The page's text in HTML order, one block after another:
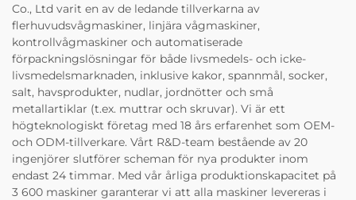
Co., Ltd varit en av de ledande tillverkarna av
flerhuvudsvågmaskiner, linjära vågmaskiner,
kontrollvågmaskiner och automatiserade
förpackningslösningar för både livsmedels- och icke-
livsmedelsmarknaden, inklusive kakor, spannmål, socker,
salt, havsprodukter, nudlar, jordnötter och små
metallartiklar (t.ex. muttrar och skruvar). Vi är ett
högteknologiskt företag med 18 års erfarenhet som OEM-
och ODM-tillverkare. Vårt R&D-team bestående av 20
ingenjörer slutförer scheman för nya produkter inom
endast 24 timmar. Med vår årliga produktionskapacitet på
3 600 maskiner garanterar vi att alla maskiner levereras i